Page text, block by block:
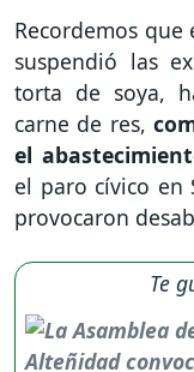
Recordemos que
suspendió las
torta de soya,
carne de res,
el
el paro cívico en
provocaron
Te